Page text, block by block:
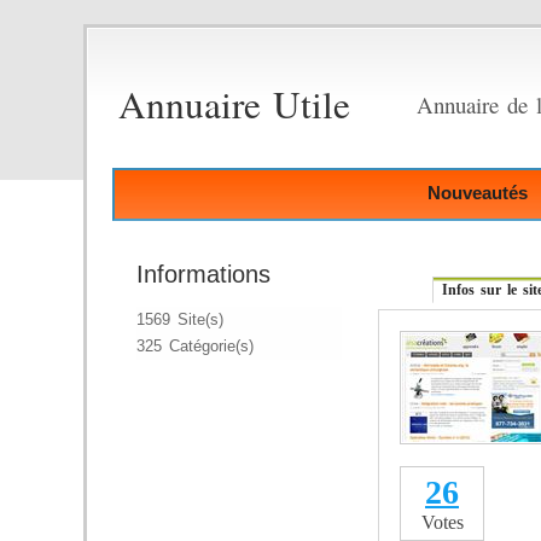
Annuaire Utile
Annuaire de
Nouveautés
Informations
1569 Site(s)
325 Catégorie(s)
Infos sur le
26
Votes